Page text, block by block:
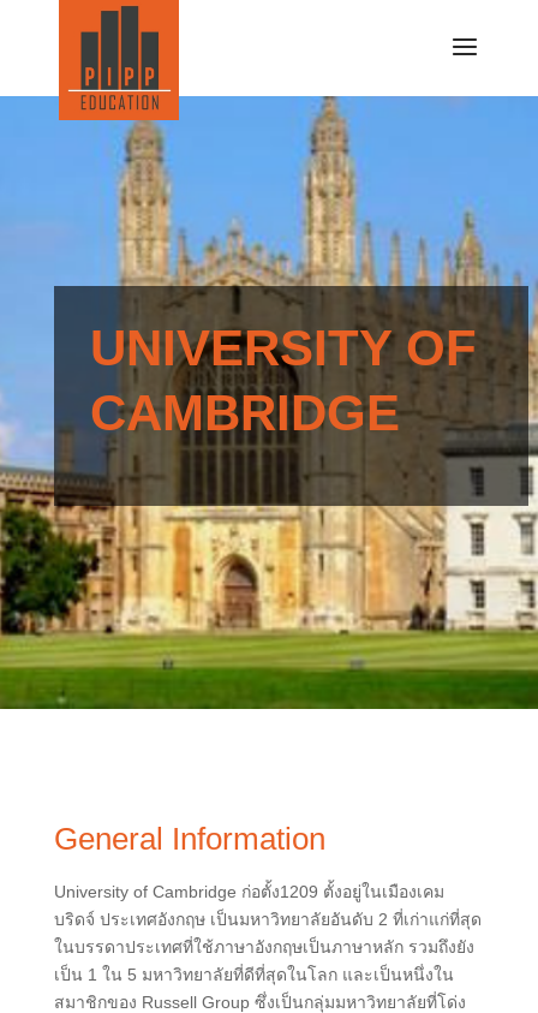
UNIVERSITY OF
CAMBRIDGE
General Information
University of Cambridge ก่อตั้ง1209 ตั้งอยู่ในเมืองเคม
บริดจ์ ประเทศอังกฤษ เป็นมหาวิทยาลัยอันดับ 2 ที่เก่าแก่ที่สุด
ในบรรดาประเทศที่ใช้ภาษาอังกฤษเป็นภาษาหลัก รวมถึงยัง
เป็น 1 ใน 5 มหาวิทยาลัยที่ดีที่สุดในโลก และเป็นหนึ่งใน
สมาชิกของ Russell Group ซึ่งเป็นกลุ่มมหาวิทยาลัยที่โด่ง